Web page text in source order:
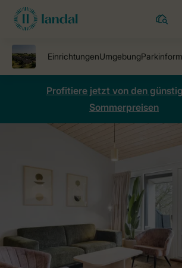
Profitiere jetzt von den
Sommerpreisen